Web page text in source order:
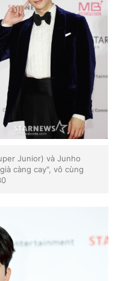
Junior) và Junho
càng cay", vô cùng